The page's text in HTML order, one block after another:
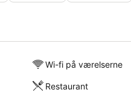
Wi-fi på værelserne
Restaurant